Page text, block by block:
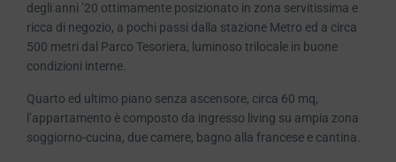
degli anni ’20 ottimamente posizionato in zona servitissima e
ricca di negozio, a pochi passi dalla stazione Metro ed a circa
500 metri dal Parco Tesoriera, luminoso trilocale in buone
condizioni interne.
Quarto ed ultimo piano senza ascensore, circa 60 mq,
l’appartamento è composto da ingresso living su ampia zona
soggiorno-cucina, due camere, bagno alla francese e cantina.